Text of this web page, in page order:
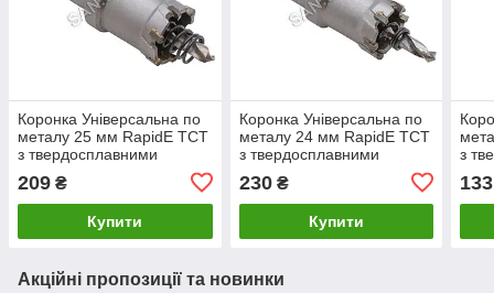
Коронка Універсальна по
металу 25 мм RapidE TCT
з твердосплавними
209 ₴
Купити
Коронка Універсальна по
металу 24 мм RapidE TCT
з твердосплавними
230₴
Купити
з
133
Акційні пропозиції та новинки